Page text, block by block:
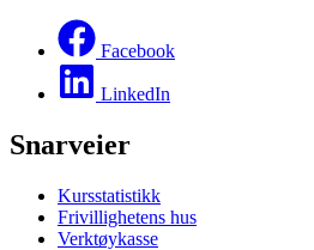
Facebook
LinkedIn
Snarveier
Kursstatistikk
Frivillighetens hus
Verktøykasse